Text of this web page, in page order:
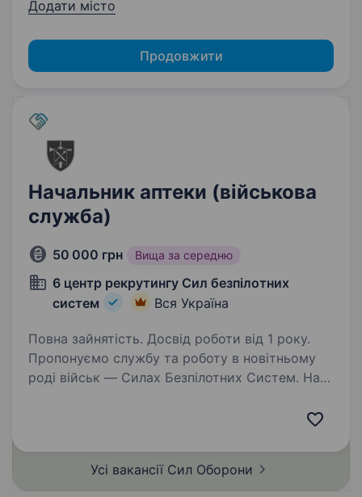
Додати місто
Продовжити
Начальник аптеки (військова
служба)
50 000 грн Вища за середню
6 центр рекрутингу Сил безпілотних
систем
Вся Україна
Повна зайнятість. Досвід роботи від 1 року.
Пропонуємо службу та роботу в новітньому
роді військ — Силах Безпілотних Систем. Наш
це перший у світі підрозділ «технологічного
професіоналів…
Усі вакансії Сил Оборони